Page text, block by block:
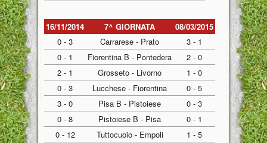
16/11/2014 7^ GIORNATA
08/03/2015
0 - 3
Carrarese - Prato
3 - 1
0 - 1
Fiorentina B - Pontedera
2 - 0
2 - 1
Grosseto - Livorno
1 - 0
0 - 3
Lucchese - Fiorentina
0 - 5
3 - 0
Pisa B - Pistoiese
0 - 3
0 - 8
Pistoiese B - Pisa
0 - 1
0 - 12
Tuttocuoio - Empoli 1 - 5